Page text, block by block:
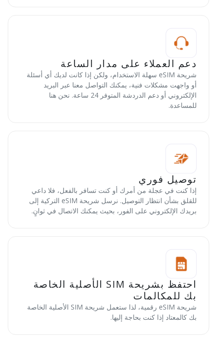
دعم العملاء على مدار الساعة
شريحة eSIM سهلة الاستخدام، ولكن إذا كانت لديك أي أسئلة
أو واجهت مشكلات فنية، يمكنك التواصل معنا عبر البريد
الإلكتروني أو دعم الدردشة المتوفر 24 ساعة. نحن هنا
للمساعدة.
توصيل فوري
إذا كنت في عجلة من أمرك أو كنت تسافر بالفعل، فلا داعي
للقلق بشأن انتظار التوصيل. نرسل شريحة eSIM التركية إلى
بريدك الإلكتروني على الفور، بحيث يمكنك الاتصال في ثوانٍ.
احتفظ بشريحة SIM الأصلية الخاصة
بك للمكالمات
شريحة eSIM رقمية، لذا ستعمل شريحة SIM الأصلية الخاصة
بك كالمعتاد إذا كنت بحاجة إليها.